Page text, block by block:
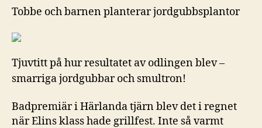
Tobbe och barnen planterar jordgubbsplantor
Tjuvtitt på hur resultatet av odlingen blev –
smarriga jordgubbar och smultron!
Badpremiär i Härlanda tjärn blev det i regnet
när Elins klass hade grillfest. Inte så varmt